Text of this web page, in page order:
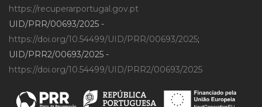
https://recuperarportugal.gov.pt
UID/PRR/00693/2025 -
https://doi.org/10.54499/UID/PRR/00693/2025;
UID/PRR2/00693/2025 -
https://doi.org/10.54499/UID/PRR2/00693/2025